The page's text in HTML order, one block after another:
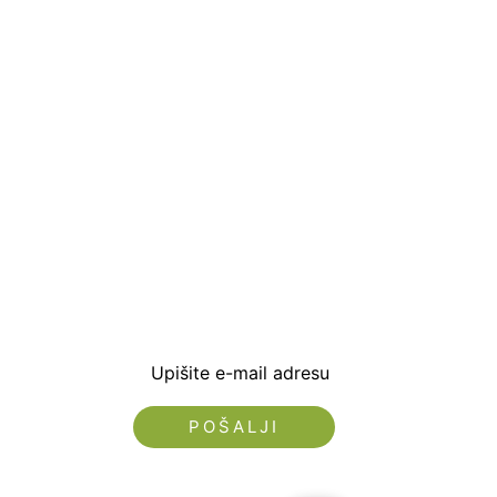
Upišite e-mail adresu